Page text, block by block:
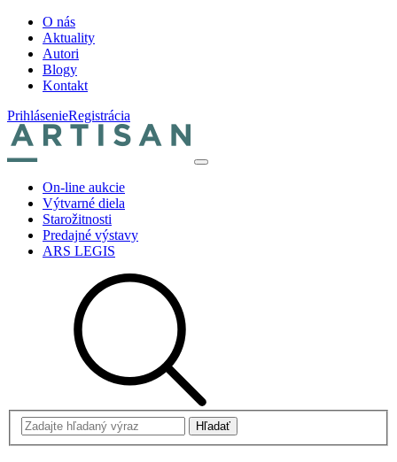
O nás
Aktuality
Autori
Blogy
Kontakt
PrihlásenieRegistrácia
On-line aukcie
Výtvarné diela
Starožitnosti
Predajné výstavy
ARS LEGIS